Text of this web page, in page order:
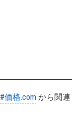
#価格.com から関連